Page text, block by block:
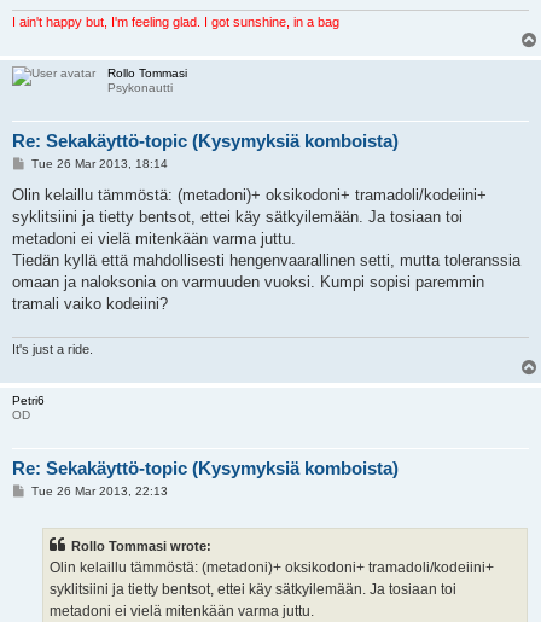
I ain't happy but, I'm feeling glad. I got sunshine, in a bag
Rollo Tommasi
Psykonautti
Re: Sekakäyttö-topic (Kysymyksiä komboista)
P
s
Tue 26 Mar 2013, 18:14
Olin kelaillu tämmöstä: (metadoni)+ oksikodoni+ tramadoli/kodeiini+
syklitsiini ja tietty bentsot, ettei käy sätkyilemään. Ja tosiaan toi
metadoni ei vielä mitenkään varma juttu.
Tiedän kyllä että mahdollisesti hengenvaarallinen setti, mutta toleranssia
omaan ja naloksonia on varmuuden vuoksi. Kumpi sopisi paremmin
tramali vaiko kodeiini?
It's just a ride.
Petri6
OD
Re: Sekakäyttö-topic (Kysymyksiä komboista)
PTue 26 Mar 2013, 22:13
Rollo Tommasi wrote:
Olin kelaillu tämmöstä: (metadoni)+ oksikodoni+ tramadoli/kodeiini+
syklitsiini ja tietty bentsot, ettei käy sätkyilemään. Ja tosiaan toi
metadoni ei vielä mitenkään varma juttu.